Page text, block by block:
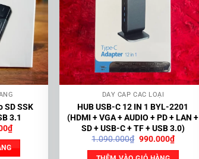
SD SSK
3.1
₫Giá
hiện
DÂY CÁP CÁC LOẠI
HUB USB-C 12 IN 1 BYL-2201
(HDMI + VGA + AUDIO + PD + LAN +
SD + USB-C + TF + USB 3.0)
1.090.000₫ Giá
là:
990.000₫Giá
hiện